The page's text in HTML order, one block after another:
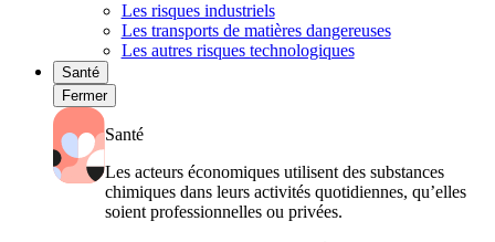
Les risques industriels
Les transports de matières dangereuses
Les autres risques technologiques
Santé
Fermer
Santé
Les acteurs économiques utilisent des substances
chimiques dans leurs activités quotidiennes, qu’elles
soient professionnelles ou privées.